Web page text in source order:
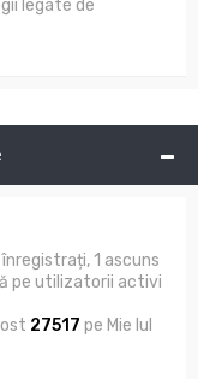
legate de
1 ascuns
pe utilizatorii activi
27517 pe Mie Iul